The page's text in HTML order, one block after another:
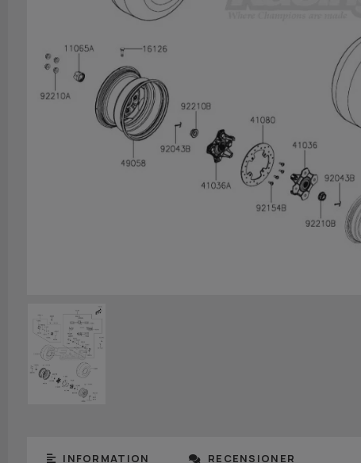
INFORMATION RECENSIONER